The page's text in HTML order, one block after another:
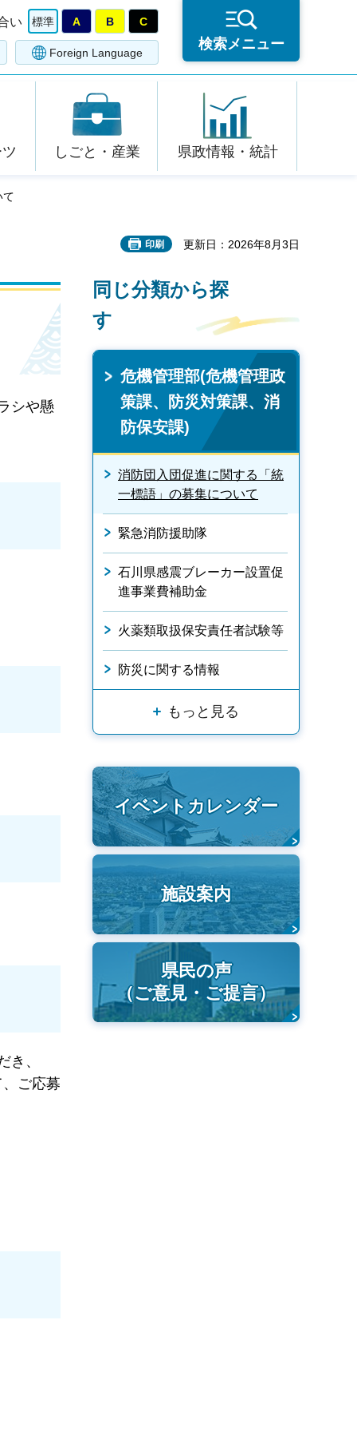
い 標準 A B C
Foreign Language
検索メニュー
しごと・産業 県政情報・統計
て
印刷 更新日：2026年8月3日
シや懸
き、
ご応募
同じ分類から探
す
危機管理部(危機管理政
策課、防災対策課、消
防保安課)
消防団入団促進に関する「統
一標語」の募集について
緊急消防援助隊
石川県感震ブレーカー設置促
進事業費補助金
火薬類取扱保安責任者試験等
防災に関する情報
もっと見る
イベントカレンダー
施設案内
県民の声
（ご意見・ご提言）